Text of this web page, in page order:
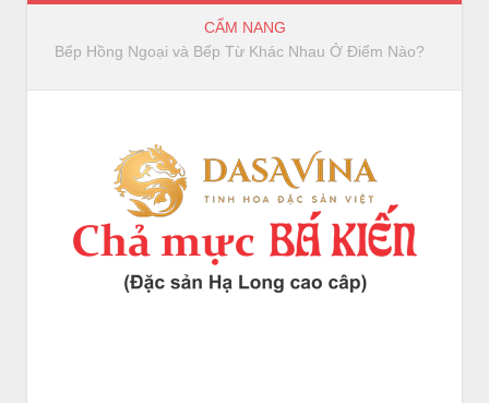
CẨM NANG
Bếp Hồng Ngoại và Bếp Từ Khác Nhau Ở Điểm Nào?